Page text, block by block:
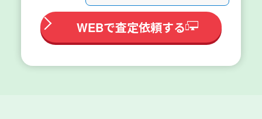
WEBで査定依頼する